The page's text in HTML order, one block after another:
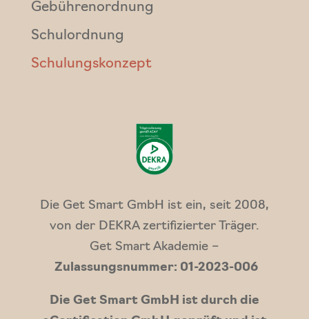
Gebührenordnung
Schulordnung
Schulungskonzept
Die Get Smart GmbH ist ein, seit 2008,
von der DEKRA zertifizierter Träger.
Get Smart Akademie –
Zulassungsnummer: 01-2023-006
Die Get Smart GmbH ist durch die